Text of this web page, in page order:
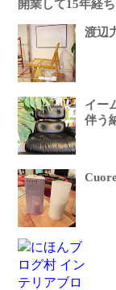
開業して15年経
渡辺
イー
伴う